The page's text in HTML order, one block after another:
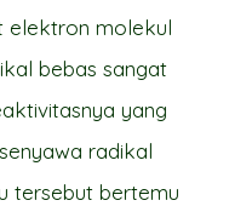
elektron molekul
bebas sangat
yang
radikal
tersebut bertemu